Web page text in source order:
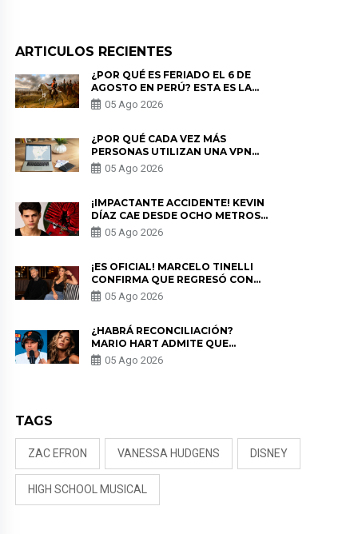
ARTICULOS RECIENTES
¿POR QUÉ ES FERIADO EL 6 DE
AGOSTO EN PERÚ? ESTA ES LA
HISTORIA
05 Ago 2026
¿POR QUÉ CADA VEZ MÁS
PERSONAS UTILIZAN UNA VPN
PARA PROTEGER SU
PRIVACIDAD?
05 Ago 2026
¡IMPACTANTE ACCIDENTE! KEVIN
DÍAZ CAE DESDE OCHO METROS
EN “ESTO ES GUERRA” Y GENERA
PREOCUPACIÓN
05 Ago 2026
¡ES OFICIAL! MARCELO TINELLI
CONFIRMA QUE REGRESÓ CON
MILETT FIGUEROA: “EL AMOR
PUDO MÁS”
05 Ago 2026
¿HABRÁ RECONCILIACIÓN?
MARIO HART ADMITE QUE
PODRÍA VOLVER CON KORINA
RIVADENEIRA: “NO LE CERRARÍA
05 Ago 2026
TAGS
ZAC EFRON VANESSA HUDGENS DISNEY
HIGH SCHOOL MUSICAL